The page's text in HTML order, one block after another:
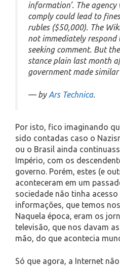
information’. The
comply could lead to
rubles ($50,000). The
not immediately respond
seeking comment. But
stance plain last month
government made similar
— by Ars Technica.
Por isto, fico imaginando
sido contadas caso o
ou o Brasil ainda
Império, com os
governo. Porém, estes (e
aconteceram em um
sociedade não tinha
informações, que temos
Naquela época, eram os
televisão, que nos davam
mão, do que acontecia
Só que agora, a Internet